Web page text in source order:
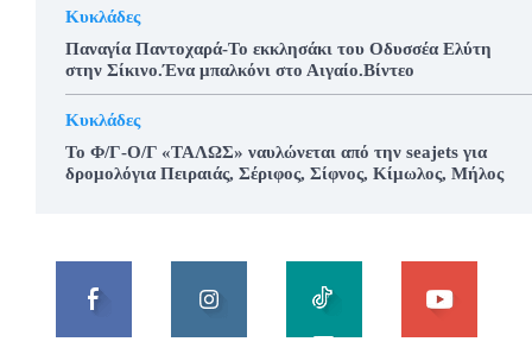
Κυκλάδες
Παναγία Παντοχαρά-Το εκκλησάκι του Οδυσσέα Ελύτη
στην Σίκινο.Ένα μπαλκόνι στο Αιγαίο.Βίντεο
Κυκλάδες
To Φ/Γ-Ο/Γ «ΤΑΛΩΣ» ναυλώνεται από την seajets για
δρομολόγια Πειραιάς, Σέριφος, Σίφνος, Κίμωλος, Μήλος